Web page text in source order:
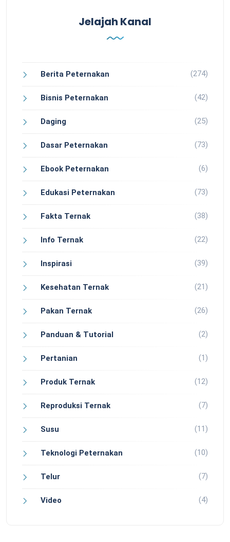
Jelajah Kanal
Berita Peternakan (274)
Bisnis Peternakan (42)
Daging (25)
Dasar Peternakan (73)
Ebook Peternakan (6)
Edukasi Peternakan (73)
Fakta Ternak (38)
Info Ternak (22)
Inspirasi (39)
Kesehatan Ternak (21)
Pakan Ternak (26)
Panduan & Tutorial (2)
Pertanian (1)
Produk Ternak (12)
Reproduksi Ternak (7)
Susu (11)
Teknologi Peternakan (10)
Telur (7)
Video (4)